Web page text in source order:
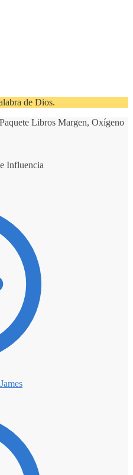
de Dios.
Paquete Libros Margen, Oxígeno
Influencia